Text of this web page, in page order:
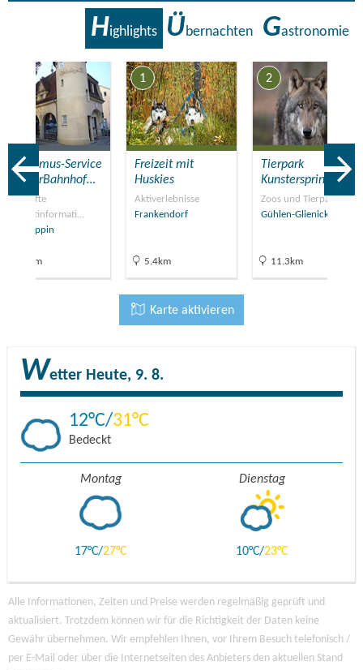
Highlights Übernachten Gastronomie
Tourismus-Service
BürgerBahnhof…
Geprüfte
Touristinformati…
Neuruppin
20km
1
Freizeit mit
Huskies
Aktiverlebnisse
Frankendorf
5.4km
2
Tierpark
Kunsterspring
Zoos und Tierparke
Gühlen-Glienicke
11.3km
Karte aktivieren
Wetter Heute, 9. 8.
12 31
Bedeckt
Montag
17 27
Dienstag
10 23
Alle Informationen, Zeiten und Preise werden regelmäßig geprüft und
aktualisiert. Trotzdem können wir für die Richtigkeit der Daten keine
Gewähr übernehmen. Wir empfehlen Ihnen, vor Ihrem Besuch telefonisch /
per E-Mail oder über die Internetseiten des Anbieters den aktuellen Stand